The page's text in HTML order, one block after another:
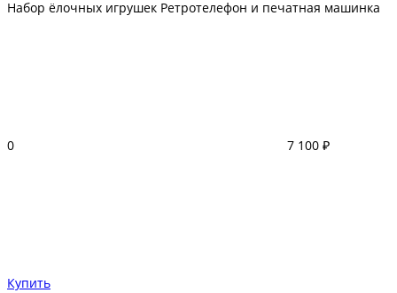
Набор ёлочных игрушек Ретротелефон и печатная машинка
0 7 100 ₽
Купить